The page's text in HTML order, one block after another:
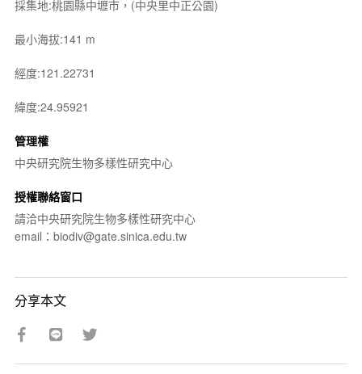
採集地:桃園縣中壢市，(中央里中正公園)
最小海拔:141 m
經度:121.22731
緯度:24.95921
管理權
中央研究院生物多樣性研究中心
授權聯絡窗口
請洽中央研究院生物多樣性研究中心
email：biodiv@gate.sinica.edu.tw
分享本文